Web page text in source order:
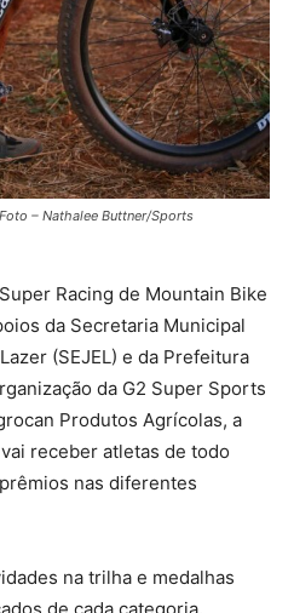
– Nathalee Buttner/Sports
Racing de Mountain Bike
da Secretaria Municipal
(SEJEL) e da Prefeitura
da G2 Super Sports
Produtos Agrícolas, a
receber atletas de todo
nas diferentes
na trilha e medalhas